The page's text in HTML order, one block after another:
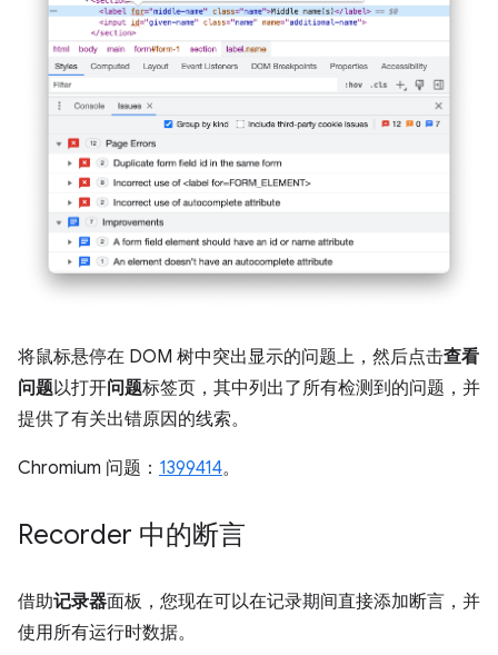
将鼠标悬停在 DOM 树中突出显示的问题上，然后点击查看
问题以打开问题标签页，其中列出了所有检测到的问题，并
提供了有关出错原因的线索。
Chromium 问题： 1399414。
Recorder 中的断言
借助记录器面板，您现在可以在记录期间直接添加断言，并
使用所有运行时数据。